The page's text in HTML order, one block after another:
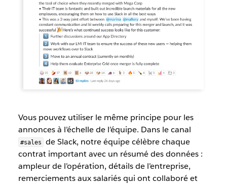
Vous pouvez utiliser le même principe pour les
annonces à l’échelle de l’équipe. Dans le canal
#sales
de Slack, notre équipe célèbre chaque
contrat important avec un résumé des données :
ampleur de l’opération, détails de l’entreprise,
remerciements aux salariés qui ont collaboré et